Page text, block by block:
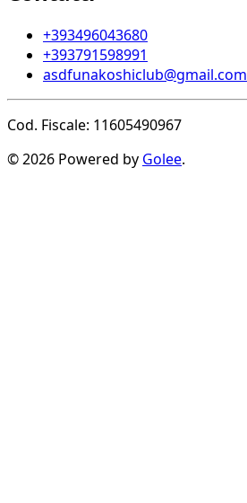
+393496043680
+393791598991
asdfunakoshiclub@gmail.com
Cod. Fiscale: 11605490967
© 2026 Powered by Golee.